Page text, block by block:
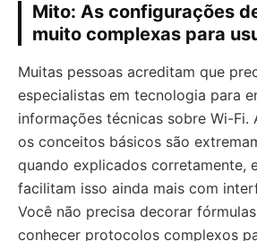
Mito: As configurações
muito complexas para
Muitas pessoas acreditam que
especialistas em tecnologia para
informações técnicas sobre Wi-Fi.
os conceitos básicos são
quando explicados corretamente,
facilitam isso ainda mais com
Você não precisa decorar
conhecer protocolos complexos